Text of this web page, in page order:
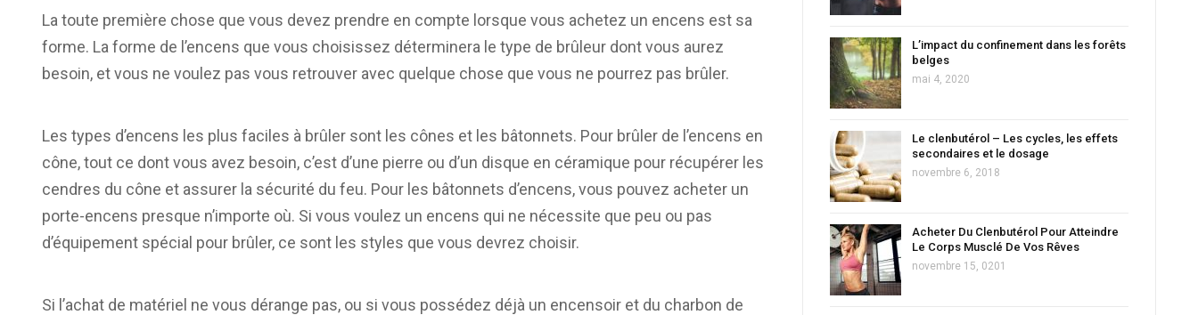
La toute première chose que vous devez prendre en compte lorsque vous achetez un encens est sa
forme. La forme de l’encens que vous choisissez déterminera le type de brûleur dont vous aurez
besoin, et vous ne voulez pas vous retrouver avec quelque chose que vous ne pourrez pas brûler.
Les types d’encens les plus faciles à brûler sont les cônes et les bâtonnets. Pour brûler de l’encens en
cône, tout ce dont vous avez besoin, c’est d’une pierre ou d’un disque en céramique pour récupérer les
cendres du cône et assurer la sécurité du feu. Pour les bâtonnets d’encens, vous pouvez acheter un
porte-encens presque n’importe où. Si vous voulez un encens qui ne nécessite que peu ou pas
d’équipement spécial pour brûler, ce sont les styles que vous devrez choisir.
Si l’achat de matériel ne vous dérange pas, ou si vous possédez déjà un encensoir et du charbon de
L’impact du confinement dans les forêts
belges
mai 4, 2020
Le clenbutérol – Les cycles, les effets
secondaires et le dosage
novembre 6, 2018
Acheter Du Clenbutérol Pour Atteindre
Le Corps Musclé De Vos Rêves
novembre 15, 0201